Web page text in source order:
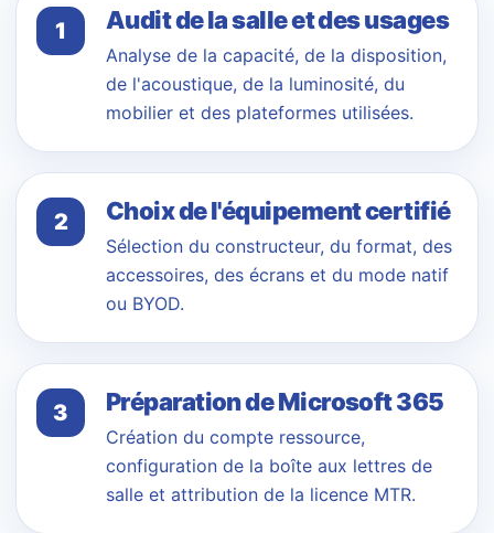
1 Audit de la salle et des usages
Analyse de la capacité, de la disposition,
de l'acoustique, de la luminosité, du
mobilier et des plateformes utilisées.
2 Choix de l'équipement certifié
Sélection du constructeur, du format, des
accessoires, des écrans et du mode natif
ou BYOD.
3 Préparation de Microsoft 365
Création du compte ressource,
configuration de la boîte aux lettres de
salle et attribution de la licence MTR.